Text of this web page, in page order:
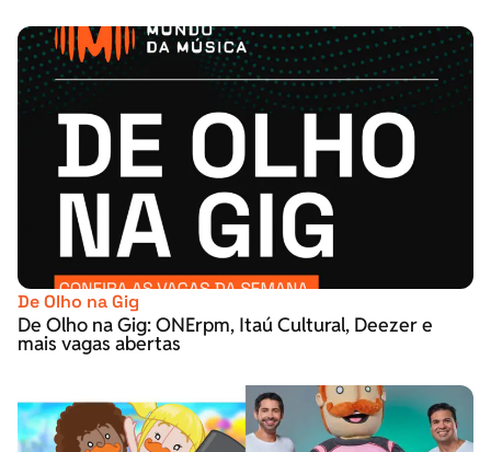
De Olho na Gig
De Olho na Gig: ONErpm, Itaú Cultural, Deezer e
mais vagas abertas